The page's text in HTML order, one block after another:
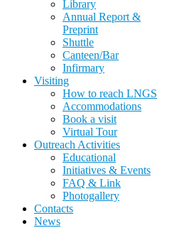
Library
Annual Report &
Preprint
Shuttle
Canteen/Bar
Infirmary
Visiting
How to reach LNGS
Accommodations
Book a visit
Virtual Tour
Outreach Activities
Educational
Initiatives & Events
FAQ & Link
Photogallery
Contacts
News